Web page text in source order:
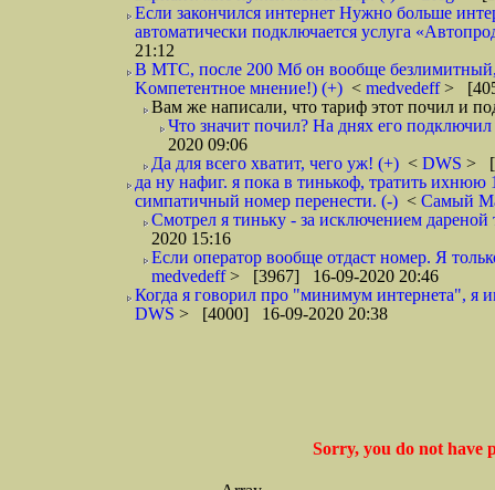
Если закончился интернет Нужно больше
автоматически подключается услуга
21:12
В МТС, после 200 Мб он вообще безлимитный,
Kомпетентное мнение!) (+) < medvedeff>
Вам же написали, что тариф этот почил и
Что значит почил? На днях его
2020 09:06
Да для всего хватит, чего уж! (+) < DWS >
да ну нафиг. я пока в тинькоф, тратить ихнюю
симпатичный номер перенести. (-) < Самый
Смотрел я тиньку - за исключением
2020 15:16
Если оператор вообще отдаст номер. Я
medvedeff> [3967] 16-09-2020 20:46
Когда я говорил про "минимум интернета", я
DWS > [4000] 16-09-2020 20:38
Sorry, you do not have